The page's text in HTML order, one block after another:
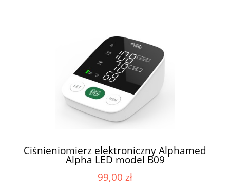
Ciśnieniomierz elektroniczny Alphamed
Alpha LED model B09
99,00 zł